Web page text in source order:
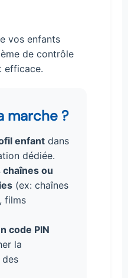
vos enfants
de contrôle
efficace.
marche ?
enfant dans
dédiée.
chaînes ou
(ex: chaînes
films
code PIN
la